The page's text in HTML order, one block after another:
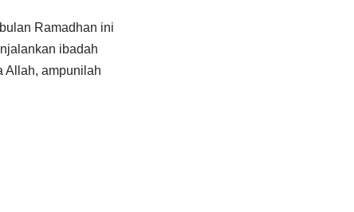
Ramadhan ini
ibadah
Allah, ampunilah